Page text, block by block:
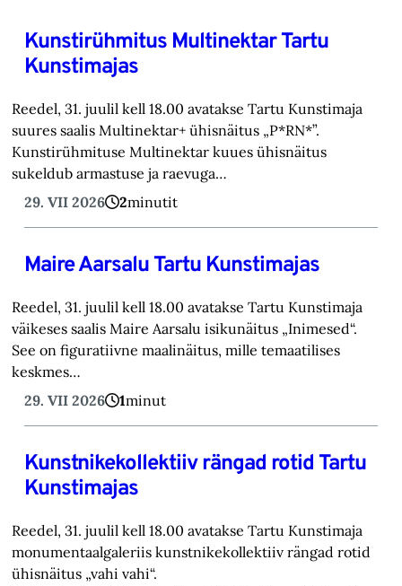
Kunstirühmitus Multinektar Tartu
Kunstimajas
Reedel, 31. juulil kell 18.00 avatakse Tartu Kunstimaja
suures saalis Multinektar+ ühisnäitus „P*RN*”.
Kunstirühmituse Multinektar kuues ühisnäitus
sukeldub armastuse ja raevuga…
29. VII 2026
2minutit
Maire Aarsalu Tartu Kunstimajas
Reedel, 31. juulil kell 18.00 avatakse Tartu Kunstimaja
väikeses saalis Maire Aarsalu isikunäitus „Inimesed“.
See on figuratiivne maalinäitus, mille temaatilises
keskmes…
29. VII 2026
1minut
Kunstnikekollektiiv rängad rotid Tartu
Kunstimajas
Reedel, 31. juulil kell 18.00 avatakse Tartu Kunstimaja
monumentaalgaleriis kunstnikekollektiiv rängad rotid
ühisnäitus „vahi vahi“.